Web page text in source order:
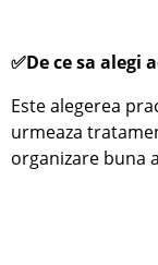
✅De ce sa alegi
Este alegerea
urmeaza
organizare buna